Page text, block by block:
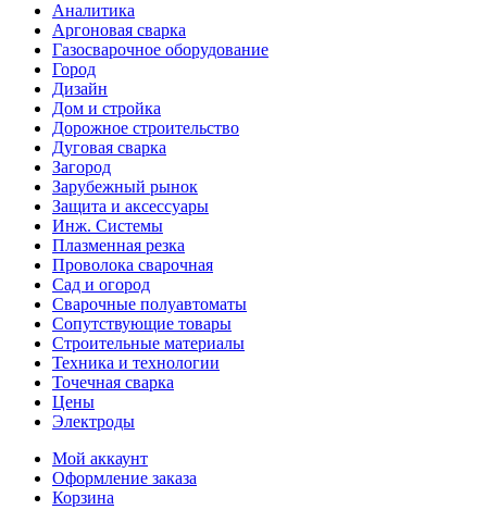
Аналитика
Аргоновая сварка
Газосварочное оборудование
Город
Дизайн
Дом и стройка
Дорожное строительство
Дуговая сварка
Загород
Зарубежный рынок
Защита и аксессуары
Инж. Системы
Плазменная резка
Проволока сварочная
Сад и огород
Сварочные полуавтоматы
Сопутствующие товары
Строительные материалы
Техника и технологии
Точечная сварка
Цены
Электроды
Мой аккаунт
Оформление заказа
Корзина